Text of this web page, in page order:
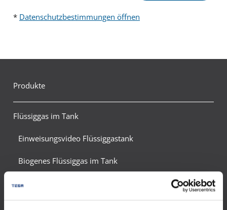
* Datenschutzbestimmungen öffnen
Produkte
Flüssiggas im Tank
Einweisungsvideo Flüssiggastank
Biogenes Flüssiggas im Tank
Versorgungssicherheit